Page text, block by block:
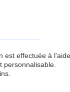
effectuée à